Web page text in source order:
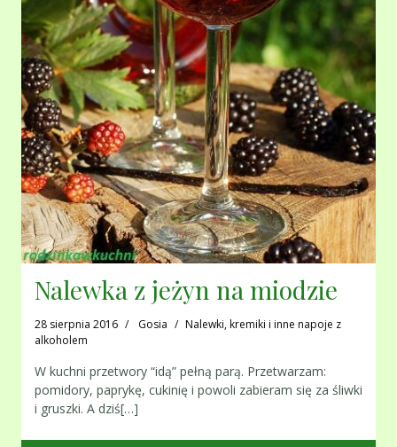
Nalewka z jeżyn na miodzie
28 sierpnia 2016 Gosia
Nalewki, kremiki i inne napoje z
alkoholem
W kuchni przetwory “idą” pełną parą. Przetwarzam:
pomidory, paprykę, cukinię i powoli zabieram się za śliwki
i gruszki. A dziś[…]